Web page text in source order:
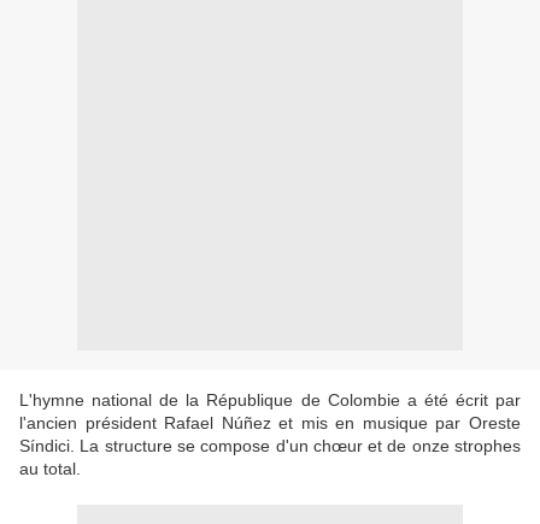
L'hymne national de la République de Colombie a été écrit par
l'ancien président Rafael Núñez et mis en musique par Oreste
Síndici. La structure se compose d'un chœur et de onze strophes
au total.